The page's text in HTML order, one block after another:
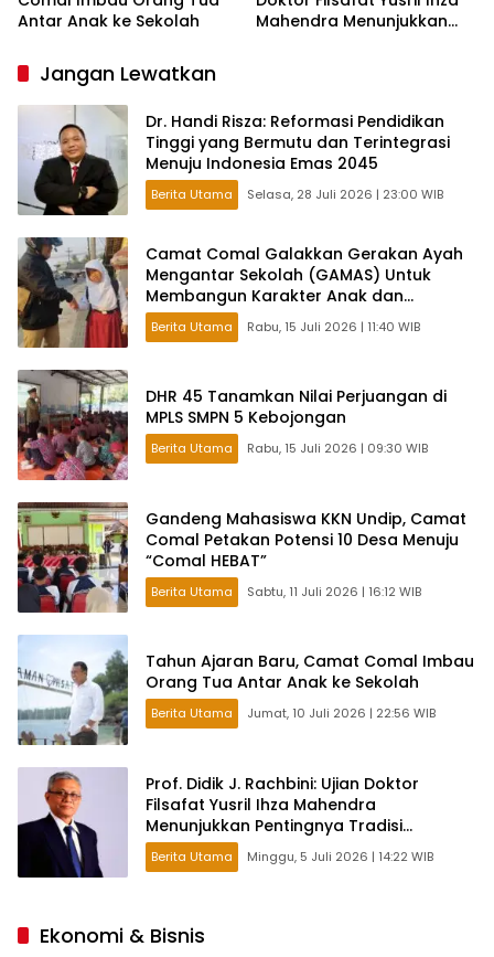
Antar Anak ke Sekolah
Mahendra Menunjukkan
Jangan Lewatkan
Dr. Handi Risza: Reformasi Pendidikan
Tinggi yang Bermutu dan Terintegrasi
Menuju Indonesia Emas 2045
Berita Utama Selasa, 28 Juli 2026 | 23:00 WIB
Camat Comal Galakkan Gerakan Ayah
Mengantar Sekolah (GAMAS) Untuk
Membangun Karakter Anak dan
Ketahanan Keluarga di Pemalang
Berita Utama Rabu, 15 Juli 2026 | 11:40 WIB
DHR 45 Tanamkan Nilai Perjuangan di
MPLS SMPN 5 Kebojongan
Berita Utama Rabu, 15 Juli 2026 | 09:30 WIB
Gandeng Mahasiswa KKN Undip, Camat
Comal Petakan Potensi 10 Desa Menuju
“Comal HEBAT”
Berita Utama Sabtu, 11 Juli 2026 | 16:12 WIB
Tahun Ajaran Baru, Camat Comal Imbau
Orang Tua Antar Anak ke Sekolah
Berita Utama Jumat, 10 Juli 2026 | 22:56 WIB
Prof. Didik J. Rachbini: Ujian Doktor
Filsafat Yusril Ihza Mahendra
Menunjukkan Pentingnya Tradisi
Intelektual dalam Politik
Berita Utama Minggu, 5 Juli 2026 | 14:22 WIB
Ekonomi & Bisnis